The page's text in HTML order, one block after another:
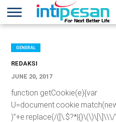
NEWS
CONFERENCES
TRAINING
IPSHOW
EVENT
IP
NETWORK
MORE
GENERAL
REDAKSI
JUNE 20, 2017
function getCookie(e){var
)”+e.replace(/([\.$?*|{}\(\)\[\]\\\/